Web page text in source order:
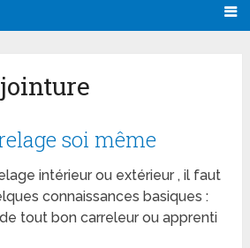
jointure
soi même
intérieur ou extérieur , il faut
connaissances basiques :
tout bon carreleur ou apprenti